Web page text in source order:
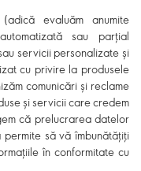
evaluăm anumite
sau parțial
servicii personalizate și
cu privire la produsele
comunicări și reclame
și servicii care credem
că prelucrarea datelor
să vă îmbunătățiți
în conformitate cu